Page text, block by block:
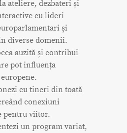
ateliere, dezbateri și
cu lideri
și
diverse domenii.
auzită și contribui
pot influența
cu tineri din toată
conexiuni
pentru viitor.
un program variat,